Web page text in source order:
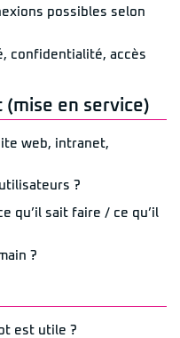
possibles selon
confidentialité, accès
en service)
web, intranet,
?
qu’il sait faire / ce qu’il
?
est utile ?